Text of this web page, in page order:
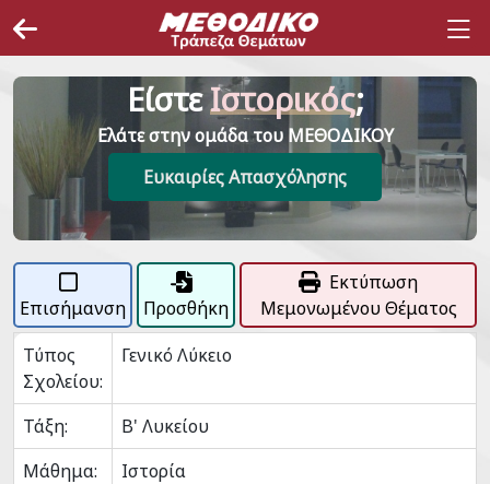
ΕίστεΙστορικός;
Ελάτε στην ομάδα του ΜΕΘΟΔΙΚΟΥ
Ευκαιρίες Απασχόλησης
Επισήμανση Προσθήκη
Εκτύπωση
Μεμονωμένου Θέματος
Τύπος
Σχολείου:
Γενικό Λύκειο
Τάξη:
Β' Λυκείου
Μάθημα:
Ιστορία